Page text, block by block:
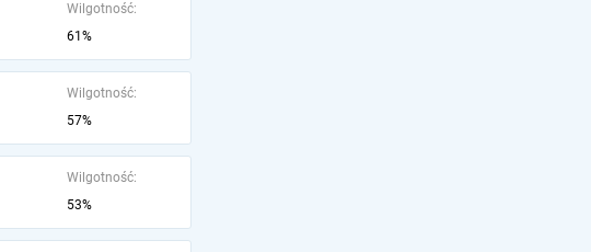
Wilgotność:
61%
Wilgotność:
57%
Wilgotność:
53%